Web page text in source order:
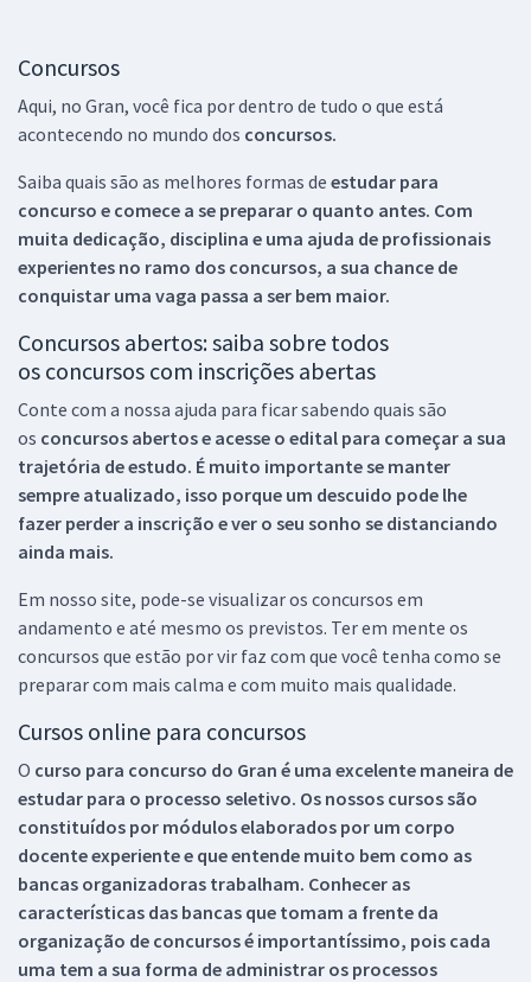
Concursos
Aqui, no Gran, você fica por dentro de tudo o que está
acontecendo no mundo dos concursos.
Saiba quais são as melhores formas de estudar para
concurso e comece a se preparar o quanto antes. Com
muita dedicação, disciplina e uma ajuda de profissionais
experientes no ramo dos concursos, a sua chance de
conquistar uma vaga passa a ser bem maior.
Concursos abertos: saiba sobre todos
os concursos com inscrições abertas
Conte com a nossa ajuda para ficar sabendo quais são
os concursos abertos e acesse o edital para começar a sua
trajetória de estudo. É muito importante se manter
sempre atualizado, isso porque um descuido pode lhe
fazer perder a inscrição e ver o seu sonho se distanciando
ainda mais.
Em nosso site, pode-se visualizar os concursos em
andamento e até mesmo os previstos. Ter em mente os
concursos que estão por vir faz com que você tenha como se
preparar com mais calma e com muito mais qualidade.
Cursos online para concursos
O curso para concurso do Gran é uma excelente maneira de
estudar para o processo seletivo. Os nossos cursos são
constituídos por módulos elaborados por um corpo
docente experiente e que entende muito bem como as
bancas organizadoras trabalham. Conhecer as
características das bancas que tomam a frente da
organização de concursos é importantíssimo, pois cada
uma tem a sua forma de administrar os processos